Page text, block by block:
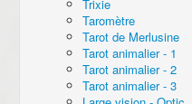
Trixie
Taromètre
Tarot de Merlusine
Tarot animalier - 1
Tarot animalier - 2
Tarot animalier - 3